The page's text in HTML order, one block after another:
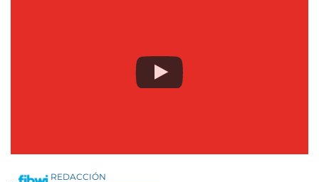
REDACCIÓN